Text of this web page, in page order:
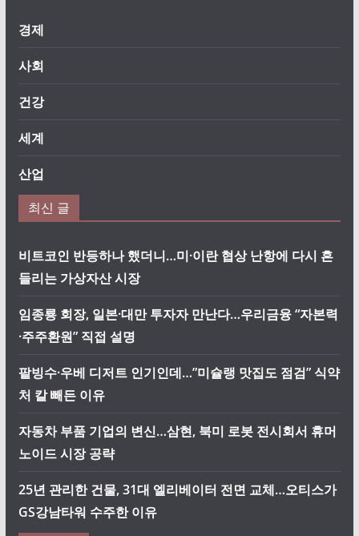
경제
사회
건강
세계
산업
최신 글
비트코인 반등하나 했더니…미·이란 협상 난항에 다시 흔
들리는 가상자산 시장
임종룡 회장, 일본·대만 투자자 만난다…우리금융 “자본력
·주주환원” 직접 설명
팥빙수·우베 디저트 인기인데…”미슐랭 맛집도 점검” 식약
처 칼 빼든 이유
자동차 부품 기업의 변신…삼현, 북미 로봇 전시회서 휴머
노이드 시장 공략
25년 관리한 건물, 31대 엘리베이터 전면 교체…오티스가
GS강남타워 수주한 이유